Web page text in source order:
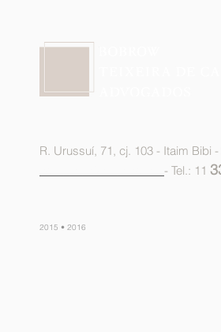
R. Urussuí, 71, cj. 103 - Itaim Bibi -
- Tel.: 11
2015 • 2016